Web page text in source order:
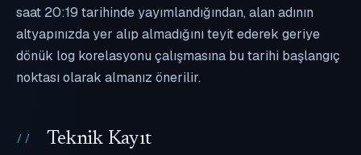
saat 20:19 tarihinde yayımlandığından, alan adının
altyapınızda yer alıp almadığını teyit ederek geriye
dönük log korelasyonu çalışmasına bu tarihi başlangıç
noktası olarak almanız önerilir.
Teknik Kayıt